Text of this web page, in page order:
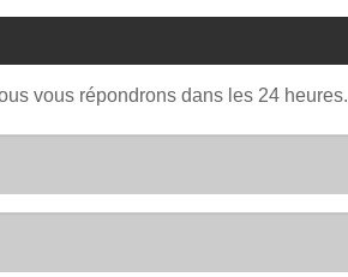
vous répondrons dans les 24 heures.